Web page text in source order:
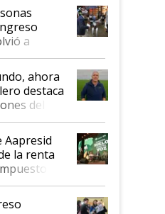
a
del
el
ahora
destaca
del
invertir:
Aapresid
la renta